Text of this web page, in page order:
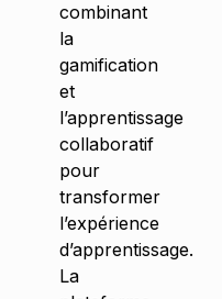
combinant
la
gamification
et
l’apprentissage
collaboratif
pour
transformer
l’expérience
d’apprentissage.
La